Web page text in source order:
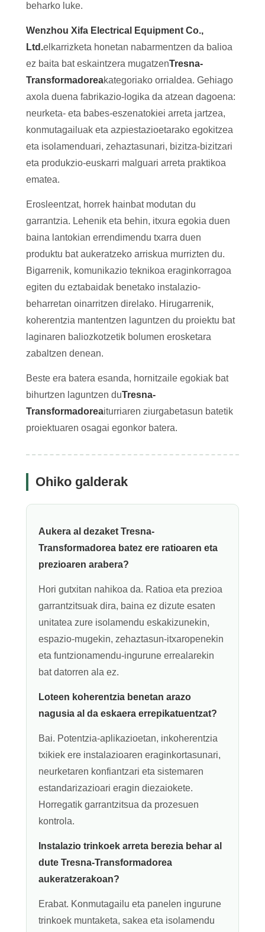
beharko luke.
Wenzhou Xifa Electrical Equipment Co.,
Ltd.elkarrizketa honetan nabarmentzen da balioa
ez baita bat eskaintzera mugatzenTresna-
Transformadoreakategoriako orrialdea. Gehiago
axola duena fabrikazio-logika da atzean dagoena:
neurketa- eta babes-eszenatokiei arreta jartzea,
konmutagailuak eta azpiestazioetarako egokitzea
eta isolamenduari, zehaztasunari, bizitza-bizitzari
eta produkzio-euskarri malguari arreta praktikoa
ematea.
Erosleentzat, horrek hainbat modutan du
garrantzia. Lehenik eta behin, itxura egokia duen
baina lantokian errendimendu txarra duen
produktu bat aukeratzeko arriskua murrizten du.
Bigarrenik, komunikazio teknikoa eraginkorragoa
egiten du eztabaidak benetako instalazio-
beharretan oinarritzen direlako. Hirugarrenik,
koherentzia mantentzen laguntzen du proiektu bat
laginaren baliozkotzetik bolumen erosketara
zabaltzen denean.
Beste era batera esanda, hornitzaile egokiak bat
bihurtzen laguntzen duTresna-
Transformadoreaiturriaren ziurgabetasun batetik
proiektuaren osagai egonkor batera.
Ohiko galderak
Aukera al dezaket Tresna-
Transformadorea batez ere ratioaren eta
prezioaren arabera?
Hori gutxitan nahikoa da. Ratioa eta prezioa
garrantzitsuak dira, baina ez dizute esaten
unitatea zure isolamendu eskakizunekin,
espazio-mugekin, zehaztasun-itxaropenekin
eta funtzionamendu-ingurune errealarekin
bat datorren ala ez.
Loteen koherentzia benetan arazo
nagusia al da eskaera errepikatuentzat?
Bai. Potentzia-aplikazioetan, inkoherentzia
txikiek ere instalazioaren eraginkortasunari,
neurketaren konfiantzari eta sistemaren
estandarizazioari eragin diezaiokete.
Horregatik garrantzitsua da prozesuen
kontrola.
Instalazio trinkoek arreta berezia behar al
dute Tresna-Transformadorea
aukeratzerakoan?
Erabat. Konmutagailu eta panelen ingurune
trinkoek muntaketa, sakea eta isolamendu